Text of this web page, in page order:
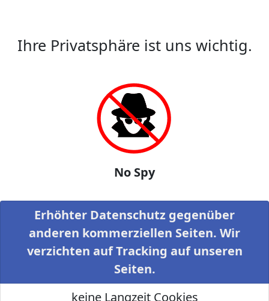
Ihre Privatsphäre ist uns wichtig.
No Spy
Erhöhter Datenschutz gegenüber
anderen kommerziellen Seiten. Wir
verzichten auf Tracking auf unseren
Seiten.
keine Langzeit Cookies